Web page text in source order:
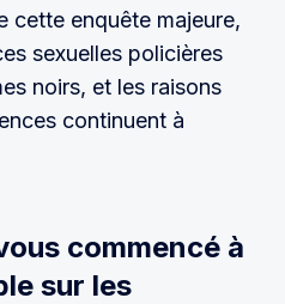
cette enquête majeure,
sexuelles policières
noirs, et les raisons
continuent à
commencé à
sur les